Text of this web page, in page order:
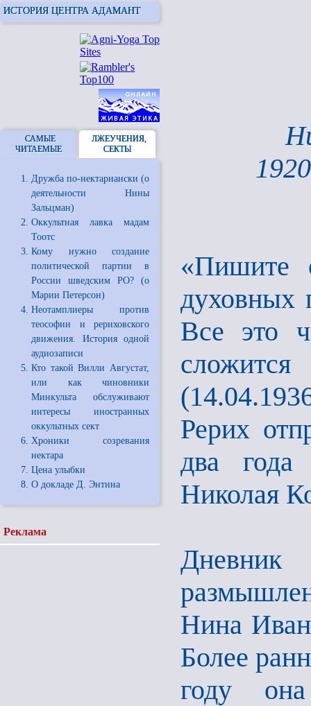
ИСТОРИЯ ЦЕНТРА АДАМАНТ
САМЫЕ
ЧИТАЕМЫЕ
ЛЖЕУЧЕНИЯ,
СЕКТЫ
Дружба по-нектариански (о
деятельности Нины
Зальцман)
Оккультная лавка мадам
Тоотс
Кому нужно создание
политической партии в
России шведским РО? (о
Марии Петерсон)
Неотамплиеры против
теософии и рериховского
движения. История одной
аудиозаписи
Кто такой Вилли Августат,
или как чиновники
Минкульта обслуживают
интересы иностранных
оккультных сект
Хроники созревания
нектара
Цена улыбки
О докладе Д. Энтина
Реклама
«Пишите
духовных
Все это
Рерих
два года
Николая
Нина
Более
году